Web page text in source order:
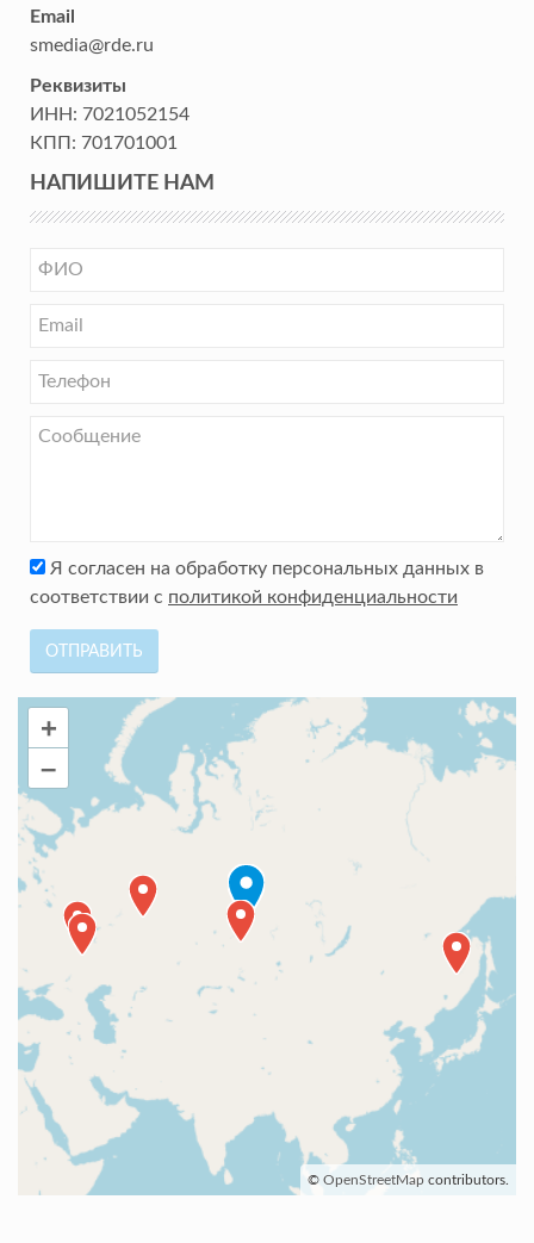
Email
smedia@rde.ru
Реквизиты
ИНН: 7021052154
КПП: 701701001
НАПИШИТЕ НАМ
Я согласен на обработку персональных данных в
соответствии с политикой конфиденциальности
ОТПРАВИТЬ
+
–
© OpenStreetMap contributors.